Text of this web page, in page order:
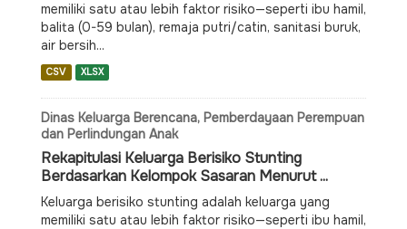
memiliki satu atau lebih faktor risiko—seperti ibu hamil,
balita (0-59 bulan), remaja putri/catin, sanitasi buruk,
air bersih...
CSV XLSX
Dinas Keluarga Berencana, Pemberdayaan Perempuan
dan Perlindungan Anak
Rekapitulasi Keluarga Berisiko Stunting
Berdasarkan Kelompok Sasaran Menurut ...
Keluarga berisiko stunting adalah keluarga yang
memiliki satu atau lebih faktor risiko—seperti ibu hamil,